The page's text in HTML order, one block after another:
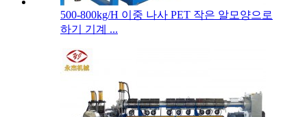
500-800kg/H 이중 나사 PET 작은 알모양으로
하기 기계 ...